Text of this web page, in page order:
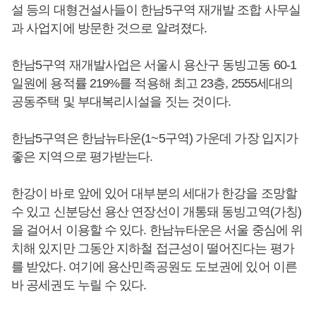
설 등의 대형건설사들이 한남5구역 재개발 조합 사무실
과 사업지에 방문한 것으로 알려졌다.
한남5구역 재개발사업은 서울시 용산구 동빙고동 60-1
일원에 용적률 219%를 적용해 최고 23층, 2555세대의
공동주택 및 부대복리시설을 짓는 것이다.
한남5구역은 한남뉴타운(1~5구역) 가운데 가장 입지가
좋은 지역으로 평가받는다.
한강이 바로 앞에 있어 대부분의 세대가 한강을 조망할
수 있고 신분당선 용산 연장선이 개통돼 동빙고역(가칭)
을 걸어서 이용할 수 있다. 한남뉴타운은 서울 중심에 위
치해 있지만 그동안 지하철 접근성이 떨어진다는 평가
를 받았다. 여기에 용산민족공원도 도보권에 있어 이른
바 공세권도 누릴 수 있다.